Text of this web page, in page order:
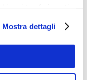
utilizzati si
. In qualsiasi
i consensi
(anche dopo la tua
Mostra dettagli